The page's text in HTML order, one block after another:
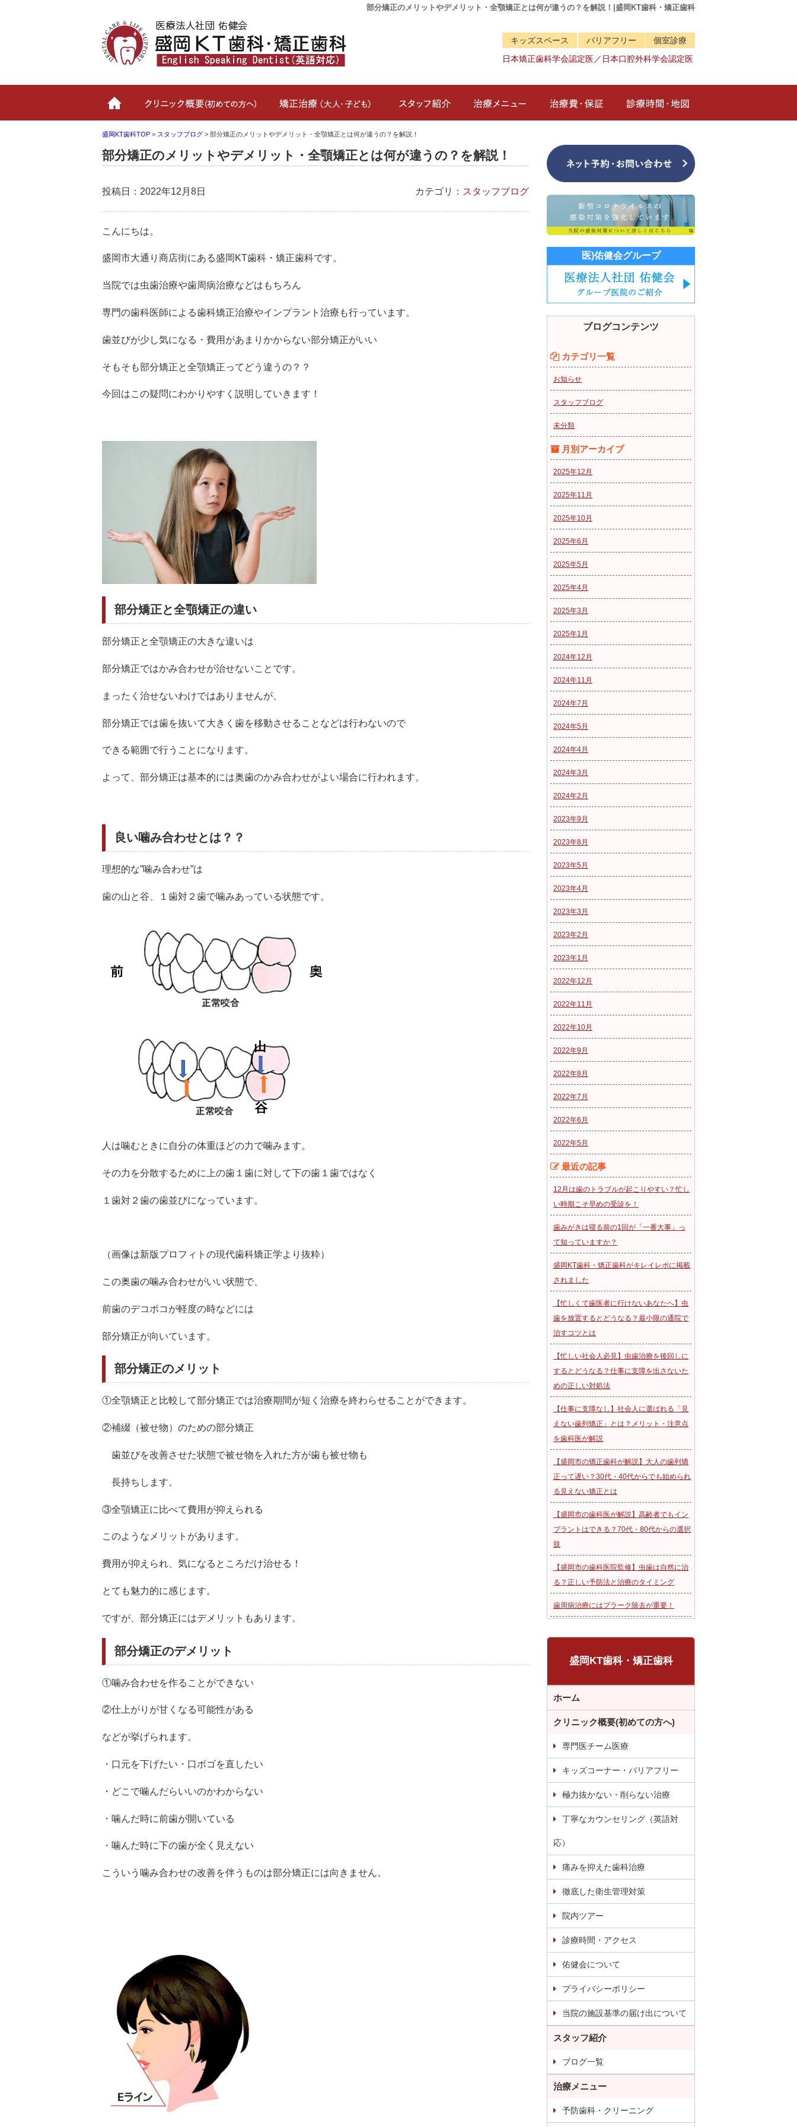
部分矯正のメリットやデメリット・全顎矯正とは何が違うの？を解説！|盛岡KT歯科・矯正歯科
キッズスペース バリアフリー
個室診療
日本矯正歯科学会認定医／日本口腔外科学会認定医
ホーム クリニック概要(初めての方へ)矯正治療（大人・子ども）
スタッフ紹介 治療メニュー 治療費・保証
盛岡KT歯科TOP > スタッフブログ > 部分矯正のメリットやデメリット・全顎矯正とは何が違うの？を解説！
部分矯正のメリットやデメリット・全顎矯正とは何が違うの？を解説！
投稿日：2022年12月8日 カテゴリ： スタッフブログ
こんにちは。
盛岡市大通り商店街にある盛岡KT歯科・矯正歯科です。
当院では虫歯治療や歯周病治療などはもちろん
専門の歯科医師による歯科矯正治療やインプラント治療も行っています。
歯並びが少し気になる・費用があまりかからない部分矯正がいい
そもそも部分矯正と全顎矯正ってどう違うの？？
今回はこの疑問にわかりやすく説明していきます！
部分矯正と全顎矯正の違い
部分矯正と全顎矯正の大きな違いは
部分矯正ではかみ合わせが治せないことです。
まったく治せないわけではありませんが、
部分矯正では歯を抜いて大きく歯を移動させることなどは行わないので
できる範囲で行うことになります。
よって、部分矯正は基本的には奥歯のかみ合わせがよい場合に行われます。
良い噛み合わせとは？？
理想的な”噛み合わせ”は
歯の山と谷、１歯対２歯で噛みあっている状態です。
人は噛むときに自分の体重ほどの力で噛みます。
その力を分散するために上の歯１歯に対して下の歯１歯ではなく
１歯対２歯の歯並びになっています。
（画像は新版プロフィトの現代歯科矯正学より抜粋）
この奥歯の噛み合わせがいい状態で、
前歯のデコボコが軽度の時などには
部分矯正が向いています。
部分矯正のメリット
①全顎矯正と比較して部分矯正では治療期間が短く治療を終わらせることができます。
②補綴（被せ物）のための部分矯正
歯並びを改善させた状態で被せ物を入れた方が歯も被せ物も
長持ちします。
③全顎矯正に比べて費用が抑えられる
このようなメリットがあります。
費用が抑えられ、気になるところだけ治せる！
とても魅力的に感じます。
ですが、部分矯正にはデメリットもあります。
部分矯正のデメリット
①噛み合わせを作ることができない
②仕上がりが甘くなる可能性がある
などが挙げられます。
・口元を下げたい・口ボゴを直したい
・どこで噛んだらいいのかわからない
・噛んだ時に前歯が開いている
・噛んだ時に下の歯が全く見えない
こういう噛み合わせの改善を伴うものは部分矯正には向きません。
医)佑健会グループ
ブログコンテンツ
カテゴリ一覧
お知らせ
スタッフブログ
未分類
月別アーカイブ
2025年12月
2025年11月
2025年10月
2025年6月
2025年5月
2025年4月
2025年3月
2025年1月
2024年12月
2024年11月
2024年7月
2024年5月
2024年4月
2024年3月
2024年2月
2023年9月
2023年8月
2023年5月
2023年4月
2023年3月
2023年2月
2023年1月
2022年12月
2022年11月
2022年10月
2022年9月
2022年8月
2022年7月
2022年6月
2022年5月
最近の記事
12月は歯のトラブルが起こりやすい？忙し
い時期こそ早めの受診を！
歯みがきは寝る前の1回が「一番大事」っ
て知っていますか？
盛岡KT歯科・矯正歯科がキレイレポに掲載
されました
【忙しくて歯医者に行けないあなたへ】虫
歯を放置するとどうなる？最小限の通院で
治すコツとは
【忙しい社会人必見】虫歯治療を後回しに
するとどうなる？仕事に支障を出さないた
めの正しい対処法
【仕事に支障なし】社会人に選ばれる「見
えない歯列矯正」とは？メリット・注意点
を歯科医が解説
【盛岡市の矯正歯科が解説】大人の歯列矯
正って遅い？30代・40代からでも始められ
る見えない矯正とは
【盛岡市の歯科医が解説】高齢者でもイン
プラントはできる？70代・80代からの選択
肢
【盛岡市の歯科医院監修】虫歯は自然に治
る？正しい予防法と治療のタイミング
歯周病治療にはプラーク除去が重要！
盛岡KT歯科・矯正歯科
ホーム
クリニック概要(初めての方へ)
専門医チーム医療
キッズコーナー・バリアフリー
極力抜かない・削らない治療
丁寧なカウンセリング（英語対
応）
痛みを抑えた歯科治療
徹底した衛生管理対策
院内ツアー
診療時間・アクセス
佑健会について
プライバシーポリシー
当院の施設基準の届け出について
スタッフ紹介
ブログ一覧
治療メニュー
予防歯科・クリーニング